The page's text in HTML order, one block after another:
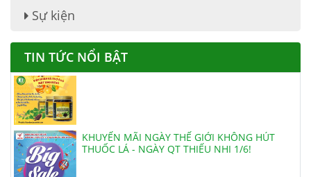
Sự kiện
TIN TỨC NỔI BẬTVIÊN HOÀN HẢ THỦ Ô ĐỎ MẬT ONG RỪNG
KHUYẾN MÃI NGÀY THẾ GIỚI KHÔNG HÚT
THUỐC LÁ - NGÀY QT THIẾU NHI 1/6!